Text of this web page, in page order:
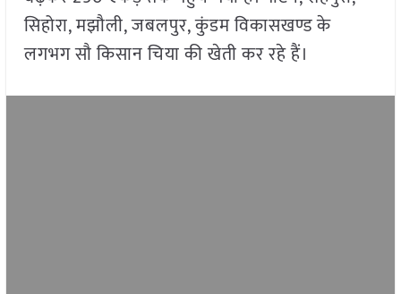
सिहोरा, मझौली, जबलपुर, कुंडम विकासखण्ड के
लगभग सौ किसान चिया की खेती कर रहे हैं।